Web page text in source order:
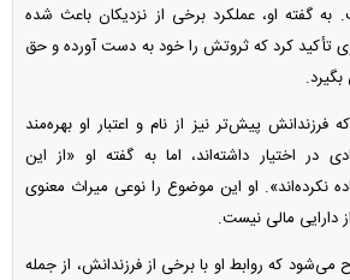
به گفته او، عملکرد برخی از نزدیکان باعث شده
تأکید کرد که ثروتش را خود به دست آورده و حق
پیش‌تر نیز از نام و اعتبار او بهره‌مند
در اختیار داشته‌اند، اما به گفته او «از این
نکرده‌اند». او این موضوع را نوعی میراث معنوی
دارایی مالی نیست.
می‌شود که روابط او با برخی از فرزندانش، از جمله